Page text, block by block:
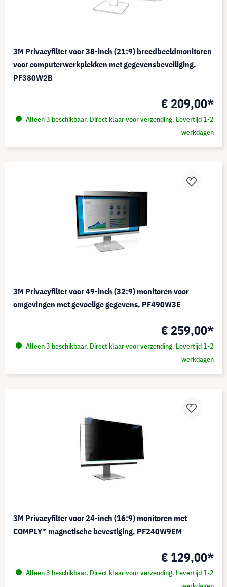
3M Privacyfilter voor 38-inch (21:9) breedbeeldmonitoren
voor computerwerkplekken met gegevensbeveiliging,
PF380W2B
€ 209,00*
Alleen 3 beschikbaar. Direct klaar voor verzending. Levertijd 1-2
werkdagen
3M Privacyfilter voor 49-inch (32:9) monitoren voor
omgevingen met gevoelige gegevens, PF490W3E
€ 259,00*
Alleen 3 beschikbaar. Direct klaar voor verzending. Levertijd 1-2
werkdagen
3M Privacyfilter voor 24-inch (16:9) monitoren met
COMPLY™ magnetische bevestiging, PF240W9EM
€ 129,00*
Alleen 3 beschikbaar. Direct klaar voor verzending. Levertijd 1-2